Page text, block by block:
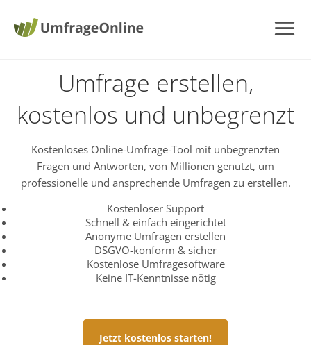
Umfrage erstellen,
kostenlos und unbegrenzt
Kostenloses Online-Umfrage-Tool mit unbegrenzten
Fragen und Antworten, von Millionen genutzt, um
professionelle und ansprechende Umfragen zu erstellen.
Kostenloser Support
Schnell & einfach eingerichtet
Anonyme Umfragen erstellen
DSGVO-konform & sicher
Kostenlose Umfragesoftware
Keine IT-Kenntnisse nötig
Jetzt kostenlos starten!